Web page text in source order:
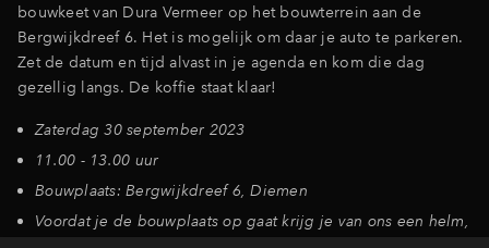
bouwkeet van Dura Vermeer op het bouwterrein aan de
Bergwijkdreef 6. Het is mogelijk om daar je auto te parkeren.
Zet de datum en tijd alvast in je agenda en kom die dag
gezellig langs. De koffie staat klaar!
Zaterdag 30 september 2023
11.00 - 13.00 uur
Bouwplaats: Bergwijkdreef 6, Diemen
Voordat je de bouwplaats op gaat krijg je van ons een helm,